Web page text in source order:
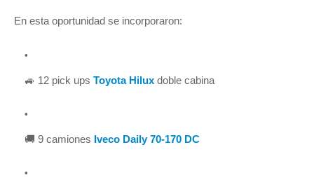
En esta oportunidad se incorporaron:
🚙 12 pick ups Toyota Hilux doble cabina
🚚 9 camiones Iveco Daily 70-170 DC